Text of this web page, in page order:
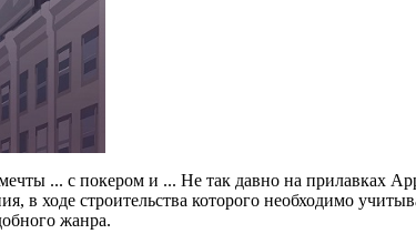
... с покером и ... Не так давно на прилавках
ходе строительства которого необходимо
жанра.